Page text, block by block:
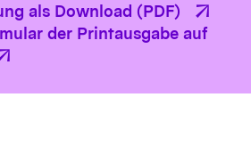
als Download (PDF)
der Printausgabe auf